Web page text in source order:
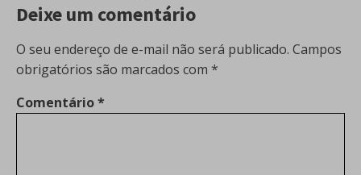
Deixe um comentário
O seu endereço de e-mail não será publicado. Campos
obrigatórios são marcados com *
Comentário*